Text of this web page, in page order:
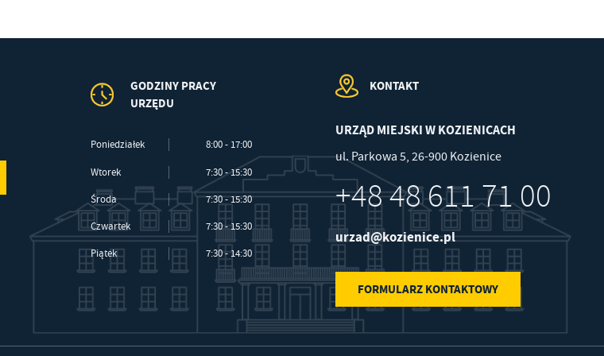
GODZINY PRACY
URZĘDU
Poniedziałek 8:00 - 17:00
Wtorek 7:30 - 15:30
Środa 7:30 - 15:30
Czwartek 7:30 - 15:30
Piątek 7:30 - 14:30
KONTAKT
URZĄD MIEJSKI W KOZIENICACH
ul. Parkowa 5, 26-900 Kozienice
+48 48 611 71 00
urzad@kozienice.pl
FORMULARZ KONTAKTOWY